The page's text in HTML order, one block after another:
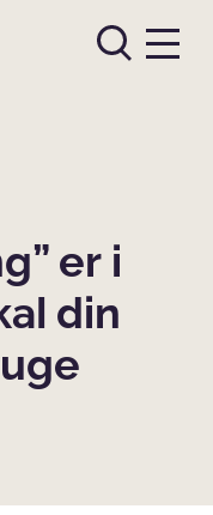
er i
din